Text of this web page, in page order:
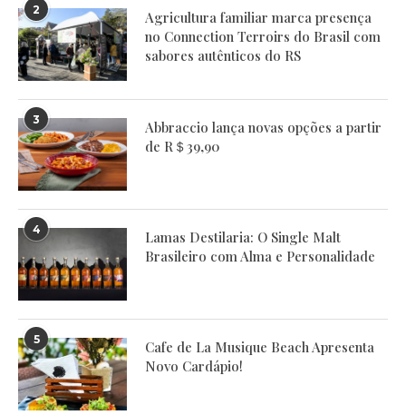
2
Agricultura familiar marca presença
no Connection Terroirs do Brasil com
sabores autênticos do RS
3
Abbraccio lança novas opções a partir
de R＄39,90
4
Lamas Destilaria: O Single Malt
Brasileiro com Alma e Personalidade
5
Cafe de La Musique Beach Apresenta
Novo Cardápio!